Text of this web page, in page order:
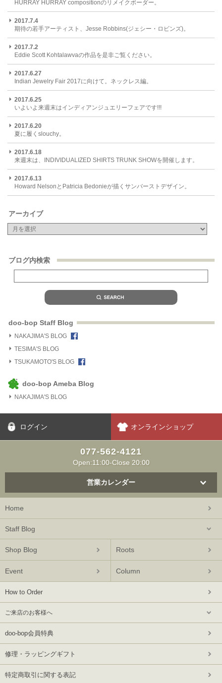
HURRAY HURRAY compositionのリメイクボーダー。
2017.7.4
期待の若手アーティスト、Jesse Robbins(ジェシー・ロビンズ)。
2017.7.2
Eddie Scott Kohtalawvaの作品を是非ご覧ください。
2017.6.27
Indian Jewelry Fair 2017に向けて。ネックレス編。
2017.6.25
いよいよ来週末はインディアンジュエリーフェアです!!!
2017.6.20
夏に履くslouchy。
2017.6.18
来週末は、INDIVIDUALIZED SHIRTS TRUNK SHOWを開催します。
2017.6.13
Howard NelsonとPatricia Bedonieが描くサンバーストデザイン。
アーカイブ
ブログ内検索
doo-bop Staff Blog
NAKAJIMA'S BLOG
TESIMA'S BLOG
TSUKAMOTO'S BLOG
doo-bop Ameba Blog
NAKAJIMA'S BLOG
ログイン オンラインショップ
077-562-4121
Open:11:00-Close 20:00
営業カレンダー
Home
Staff Blog
Shop Blog Roots
Event Column
How to Order
ご来店のお客様へ
doo-bop会員特典
修理・ラッピングギフト
特定商取引に関する表記